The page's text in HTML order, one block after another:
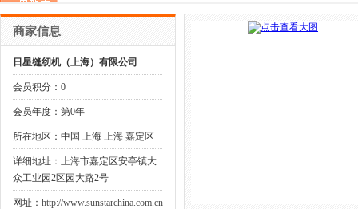
商家信息
日星缝纫机（上海）有限公司
会员积分：0
会员年度：第0年
所在地区：中国 上海 上海 嘉定区
详细地址：上海市嘉定区安亭镇大
众工业园2区园大路2号
网址： http://www.sunstarchina.com.cn